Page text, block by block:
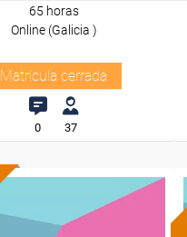
65 horas
Online (Galicia )
Matrícula cerrada
0 37